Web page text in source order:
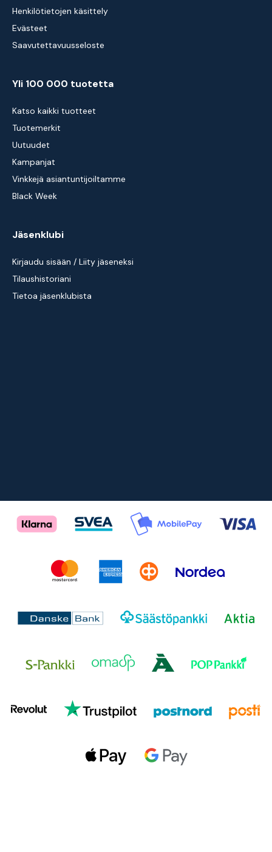
Henkilötietojen käsittely
Evästeet
Saavutettavuusseloste
Yli 100 000 tuotetta
Katso kaikki tuotteet
Tuotemerkit
Uutuudet
Kampanjat
Vinkkejä asiantuntijoiltamme
Black Week
Jäsenklubi
Kirjaudu sisään / Liity jäseneksi
Tilaushistoriani
Tietoa jäsenklubista